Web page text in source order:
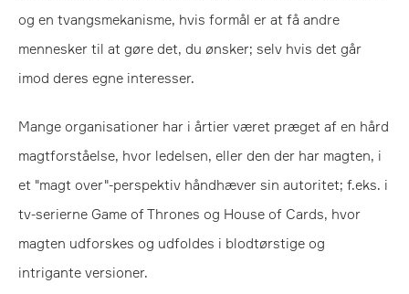
og en tvangsmekanisme, hvis formål er at få andre
mennesker til at gøre det, du ønsker; selv hvis det går
imod deres egne interesser.
Mange organisationer har i årtier været præget af en hård
magtforståelse, hvor ledelsen, eller den der har magten, i
et "magt over"-perspektiv håndhæver sin autoritet; f.eks. i
tv-serierne Game of Thrones og House of Cards, hvor
magten udforskes og udfoldes i blodtørstige og
intrigante versioner.